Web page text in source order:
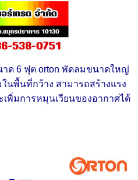
ด 6 ฟุตorton พัดลมขนาดใหญ่
นพื้นที่กว้าง สามารถสร้างแรง
พิ่มการหมุนเวียนของอากาศได้